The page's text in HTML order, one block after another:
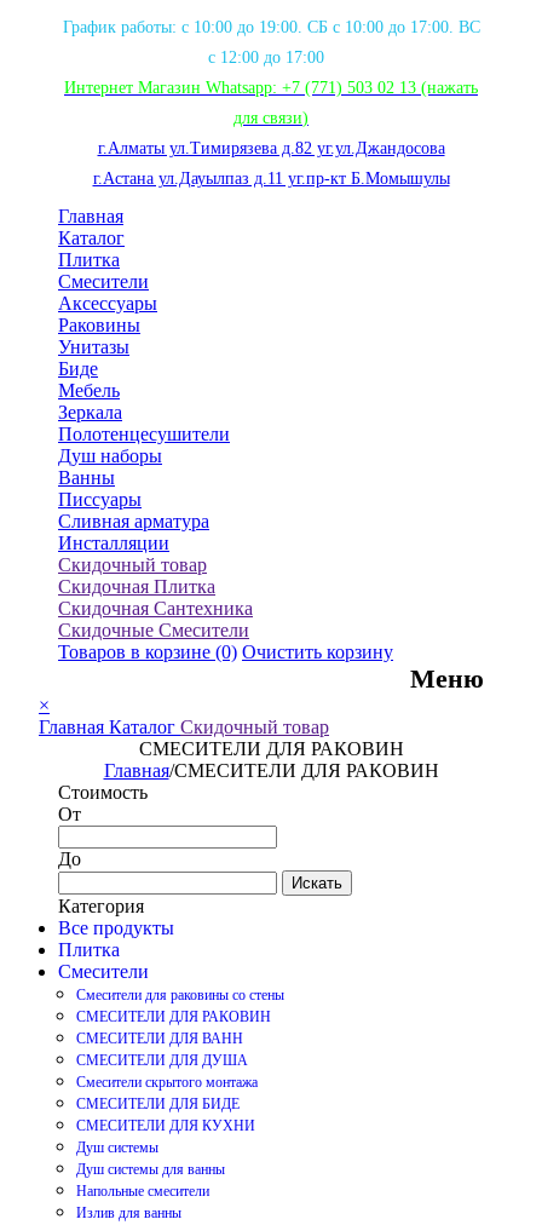
График работы: с 10:00 до 19:00. СБ с 10:00 до 17:00. ВС
с 12:00 до 17:00
Интернет Магазин Whatsapp: +7 (771) 503 02 13 (нажать
для связи)
г.Алматы ул.Тимирязева д.82 уг.ул.Джандосова
г.Астана ул.Дауылпаз д.11 уг.пр-кт Б.Момышулы
Главная
Каталог
Плитка
Смесители
Аксессуары
Раковины
Унитазы
Биде
Мебель
Зеркала
Полотенцесушители
Душ наборы
Ванны
Писсуары
Сливная арматура
Инсталляции
Скидочный товар
Скидочная Плитка
Скидочная Сантехника
Скидочные Смесители
Товаров в корзине (0) Очистить корзину
Меню
×
Главная Каталог Скидочный товар
СМЕСИТЕЛИ ДЛЯ РАКОВИН
Главная/СМЕСИТЕЛИ ДЛЯ РАКОВИН
Стоимость
От
До
Искать
Категория
Все продукты
Плитка
Смесители
Смесители для раковины со стены
СМЕСИТЕЛИ ДЛЯ РАКОВИН
СМЕСИТЕЛИ ДЛЯ ВАНН
СМЕСИТЕЛИ ДЛЯ ДУША
Смесители скрытого монтажа
СМЕСИТЕЛИ ДЛЯ БИДЕ
СМЕСИТЕЛИ ДЛЯ КУХНИ
Душ системы
Душ системы для ванны
Напольные смесители
Излив для ванны